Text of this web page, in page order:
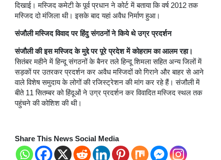
दिखाई। मस्जिद कमेटी के पूर्व प्रधान ने कोर्ट में बताया कि वर्ष 2012 तक
मस्जिद दो मंजिला थी। इसके बाद यहां अवैध निर्माण हुआ।
संजौली मस्जिद विवाद पर हिंदु संगठनों ने किये थे उग्र प्रदर्शन
संजौली की इस मस्जिद के मुद्दे पर पूरे प्रदेश में कोहराम का आलम रहा।
सितंबर महीने में हिन्दू संगठनों के बैनर तले हिन्दू शिमला सहित अन्य जिलों में
सड़कों पर उतरकर प्रदर्शन कर अवैध मस्जिदों को गिराने और बाहर से आने
वाले विशेष समुदाय के लोगों की रजिस्ट्रेशन की मांग कर रहे हैं। संजौली में
बीते 11 सितम्बर को हिंदूओं ने उग्र प्रदर्शन कर विवादित मस्जिद स्थल तक
पहुंचने की कोशिश की थी।
Share This News Social Media